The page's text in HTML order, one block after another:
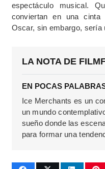
espectáculo musical.
conviertan en una
Oscar, sin embargo, sería
LA NOTA DE
EN POCAS
Ice Merchants es un
un mundo
sueño donde las
para formar una